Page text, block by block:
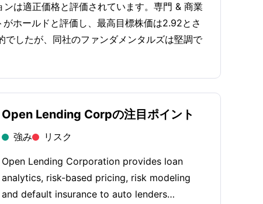
は適正価格と評価されています。専門 & 商業
ホールドと評価し、最高目標株価は2.92とさ
したが、同社のファンダメンタルズは堅調で
Open Lending Corpの注目ポイント
強み リスク
Open Lending Corporation provides loan
analytics, risk-based pricing, risk modeling
and default insurance to auto lenders